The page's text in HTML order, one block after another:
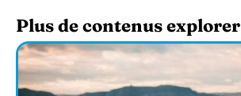
Plus de contenus explorer